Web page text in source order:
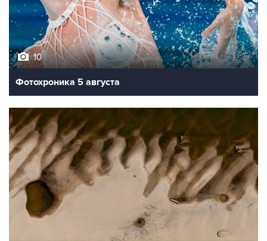
10
Фотохроника 5 августа